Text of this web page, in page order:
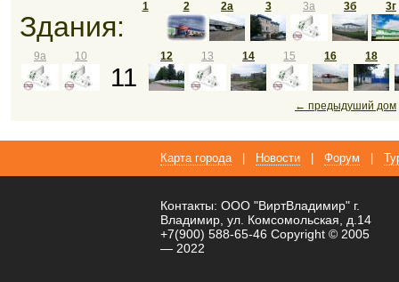
Здания:
1 2 2а 3 3а 3б 3г
9а 10
11
12 13 14 15 16 18
← предыдуший дом
Карта города Новости Форум
Контакты: ООО "ВиртВладимир" г.
Владимир, ул. Комсомольская, д.14
+7(900) 588-65-46 Copyright © 2005
— 2022